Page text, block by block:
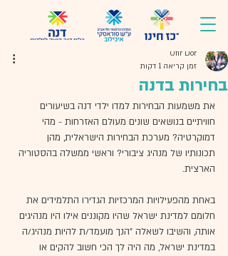
בחירות בדנה
Ofir Dor
זמן קריאה 1 דקות
את משמעות הבחירות למדו ילדי דנה בשיעורים
חוויתיים בנושאים שונים מעולם האזרחות - מהי
דמוקרטיה? מערכת הבחירות הישראלית, מהן
תכונותיו של מנהיג ציבורי? וראשי ממשלה בהסטוריה
הארצית.
באחת מהפעילויות המרכזיות הגדירו התלמידים את
חלומם למדינת ישראל שהיו מקוננים אילו היו מנהיגים
אותה, והשיבו לשאלה "הנך מועמד/ת להיות מנהיג/ה
במדינת ישראל, מה היה לך הכי חשוב להקים או